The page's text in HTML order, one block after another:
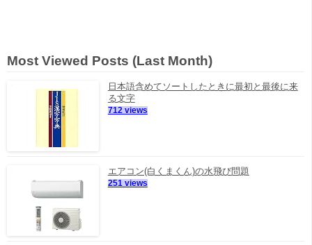
Most Viewed Posts (Last Month)
日本語含めてソートしたときに最初と最後に来
る文字
712 views
エアコン(白くまくん)の水飛び問題
251 views